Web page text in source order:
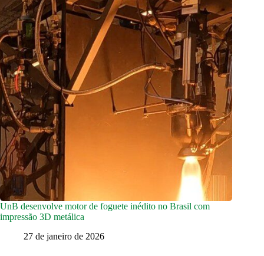
UnB desenvolve motor de foguete inédito no Brasil com
impressão 3D metálica
27 de janeiro de 2026